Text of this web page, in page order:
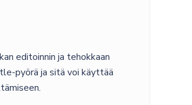
editoinnin ja tehokkaan
pyörä ja sitä voi käyttää